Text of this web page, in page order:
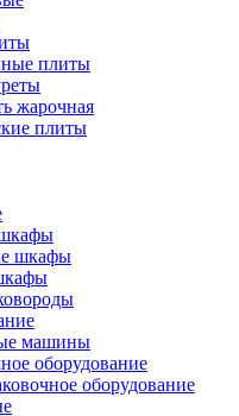
плиты
жарочная
плиты
шкафы
машины
оборудование
оборудование